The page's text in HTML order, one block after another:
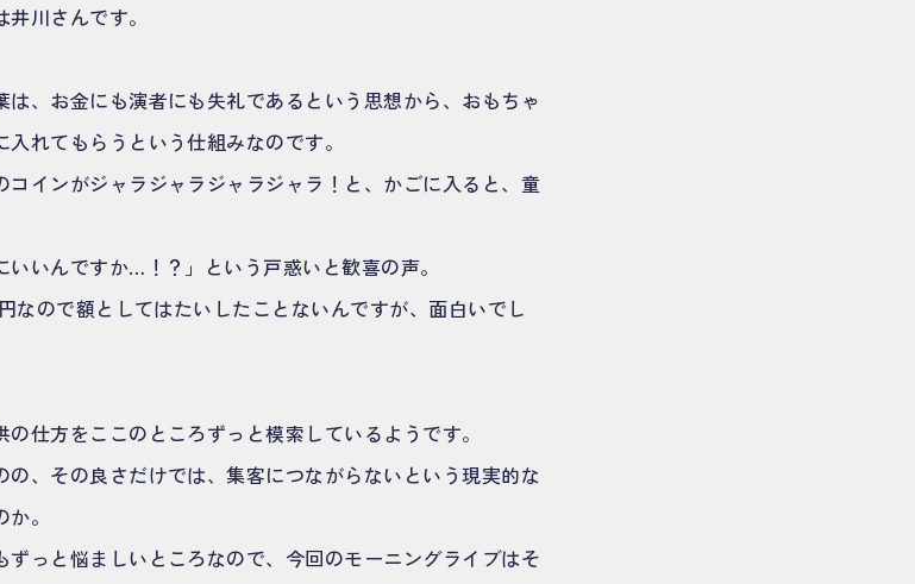
川さんです。
、お金にも演者にも失礼であるという思想から、おもちゃ
れてもらうという仕組みなのです。
インがジャラジャラジャラジャラ！と、かごに入ると、童
いんですか…！？」という戸惑いと歓喜の声。
なので額としてはたいしたことないんですが、面白いでし
仕方をここのところずっと模索しているようです。
、その良さだけでは、集客につながらないという現実的な
。
っと悩ましいところなので、今回のモーニングライブはそ